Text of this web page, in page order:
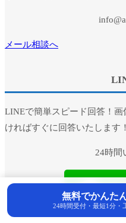
メール相談へ
LINEで簡単スピード回答！
ければすぐに回答いたします！
24時間
無料でかんた
24時間受付・最短1分・